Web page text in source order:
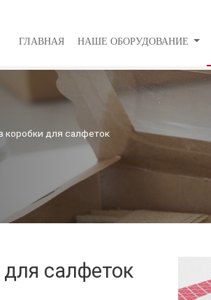
ГЛАВНАЯ НАШЕ ОБОРУДОВАНИЕ
коробки для салфеток
салфеток